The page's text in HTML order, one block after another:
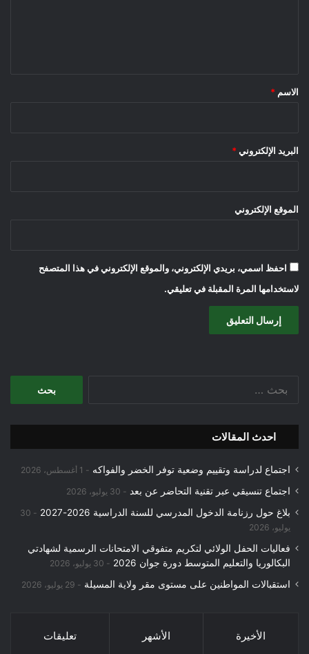
*
الاسم *
البريد الإلكتروني *
الموقع الإلكتروني
احفظ اسمي، بريدي الإلكتروني، والموقع الإلكتروني في هذا المتصفح
لاستخدامها المرة المقبلة في تعليقي.
احدث المقالات
اجتماع لدراسة وتقييم وضعية توفر الخضر والفواكه 1 أغسطس، 2026
اجتماع تنسيقي عبر تقنية التحاضر عن بعد 30 يوليو، 2026
بلاغ حول رزنامة الدخول المدرسي للسنة الدراسية 2026-2027
30
يوليو، 2026
فعاليات الحفل الولائي لتكريم متفوقي الامتحانات الرسمية لشهادتي
البكالوريا والتعليم المتوسط دورة جوان 2026
30 يوليو، 2026
استقبالات المواطنين على مستوى مقر ولاية المسيلة 29 يوليو، 2026
الأخيرة الأشهر تعليقات